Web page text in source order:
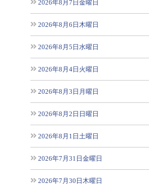
2026年8月7日金曜日
2026年8月6日木曜日
2026年8月5日水曜日
2026年8月4日火曜日
2026年8月3日月曜日
2026年8月2日日曜日
2026年8月1日土曜日
2026年7月31日金曜日
2026年7月30日木曜日